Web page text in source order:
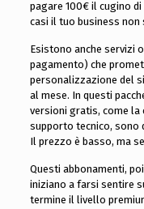
pagare 100€ il cugino
casi il tuo business non
Esistono anche servizi
pagamento) che
personalizzazione del
al mese. In questi
versioni gratis, come la
supporto tecnico, sono
Il prezzo è basso, ma
Questi abbonamenti,
iniziano a farsi sentire
termine il livello